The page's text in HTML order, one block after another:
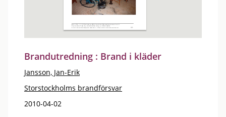
Brandutredning : Brand i kläder
Jansson, Jan-Erik
Storstockholms brandförsvar
2010-04-02